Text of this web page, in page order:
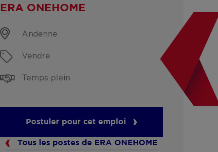
ERA ONEHOME
Andenne
Vendre
Temps plein
Postuler pour cet emploi
Tous les postes de ERA ONEHOME